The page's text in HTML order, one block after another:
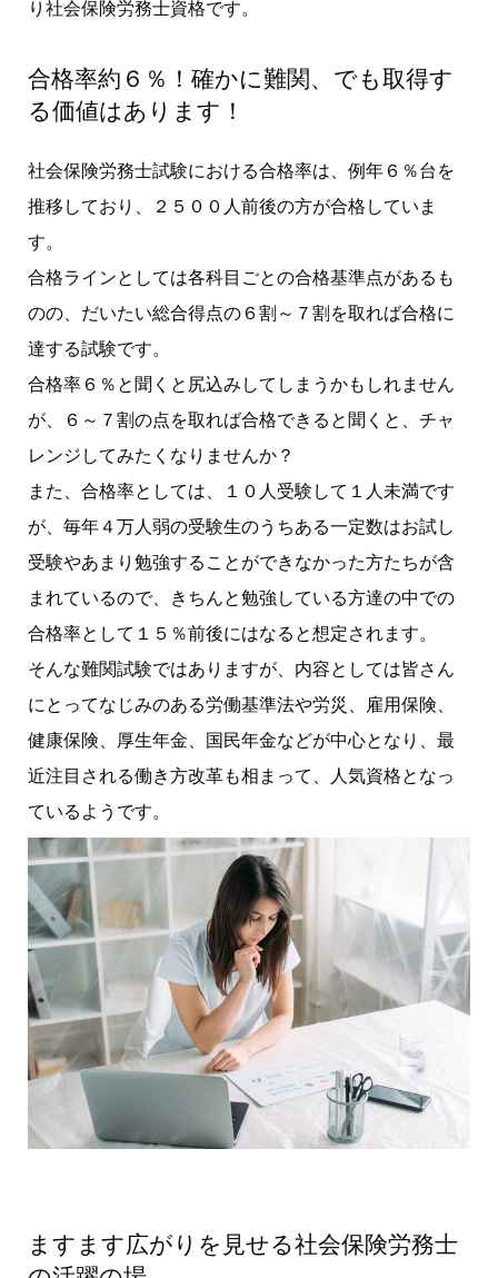
り社会保険労務士資格です。
合格率約６％！確かに難関、でも取得す
る価値はあります！
社会保険労務士試験における合格率は、例年６％台を
推移しており、２５００人前後の方が合格していま
す。
合格ラインとしては各科目ごとの合格基準点があるも
のの、だいたい総合得点の６割～７割を取れば合格に
達する試験です。
合格率６％と聞くと尻込みしてしまうかもしれません
が、６～７割の点を取れば合格できると聞くと、チャ
レンジしてみたくなりませんか？
また、合格率としては、１０人受験して１人未満です
が、毎年４万人弱の受験生のうちある一定数はお試し
受験やあまり勉強することができなかった方たちが含
まれているので、きちんと勉強している方達の中での
合格率として１５％前後にはなると想定されます。
そんな難関試験ではありますが、内容としては皆さん
にとってなじみのある労働基準法や労災、雇用保険、
健康保険、厚生年金、国民年金などが中心となり、最
近注目される働き方改革も相まって、人気資格となっ
ているようです。
ますます広がりを見せる社会保険労務士